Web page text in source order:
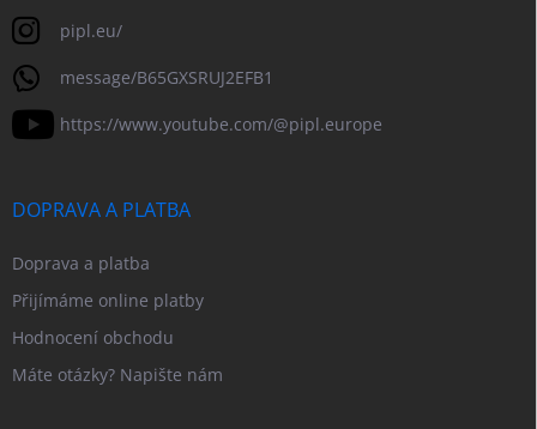
pipl.eu/
message/B65GXSRUJ2EFB1
https://www.youtube.com/@pipl.europe
DOPRAVA A PLATBA
Doprava a platba
Přijímáme online platby
Hodnocení obchodu
Máte otázky? Napište nám